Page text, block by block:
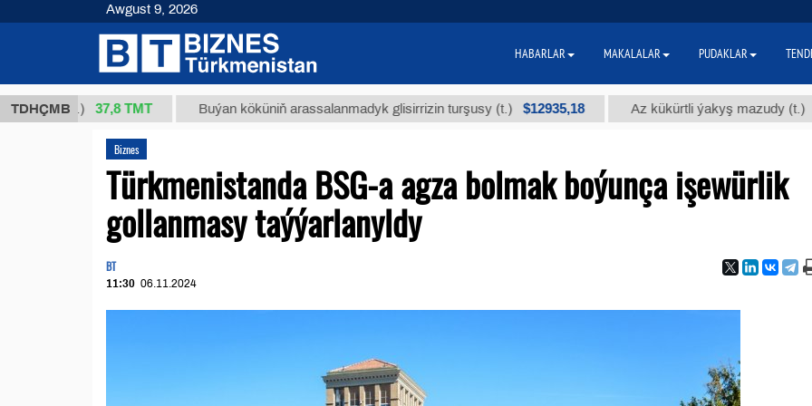
TDHÇMB
(kg.) 37,8 ТМТ Buýan köküniň arassalanmadyk glisirrizin turşusy (t.) $12935,18 Az kükürtli ýakyş mazudy (t.) $300
Biznes
Türkmenistanda BSG-a agza bolmak boýunça işewürlik
gollanmasy taýýarlanyldy
BT
11:30 06.11.2024
Awgust 9, 2026
HABARLAR MAKALALAR PUDAKLAR